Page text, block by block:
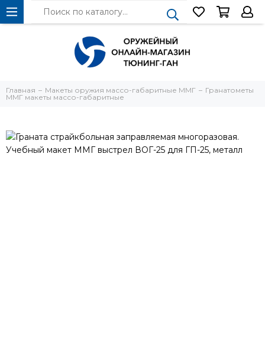
Главная Макеты оружия массо-габаритные ММГ
Гранатометы
ММГ макеты массо-габаритные